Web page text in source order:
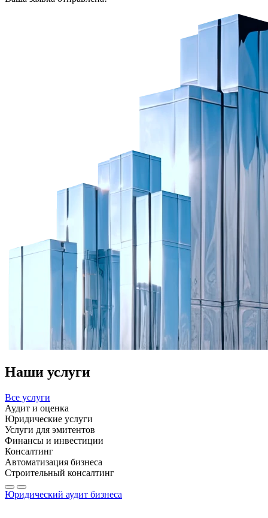
Наши услуги
Все услуги
Аудит и оценка
Юридические услуги
Услуги для эмитентов
Финансы и инвестиции
Консалтинг
Автоматизация бизнеса
Строительный консалтинг
Юридический аудит бизнеса